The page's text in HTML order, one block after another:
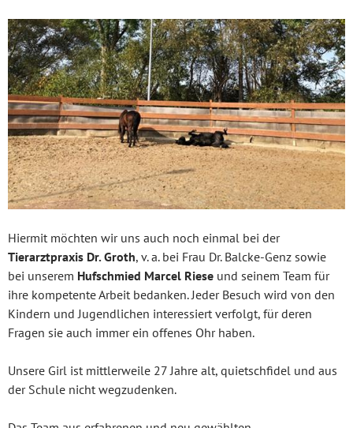
Hiermit möchten wir uns auch noch einmal bei der
Tierarztpraxis Dr. Groth, v. a. bei Frau Dr. Balcke-Genz sowie
bei unserem Hufschmied Marcel Riese und seinem Team für
ihre kompetente Arbeit bedanken. Jeder Besuch wird von den
Kindern und Jugendlichen interessiert verfolgt, für deren
Fragen sie auch immer ein offenes Ohr haben.
Unsere Girl ist mittlerweile 27 Jahre alt, quietschfidel und aus
der Schule nicht wegzudenken.